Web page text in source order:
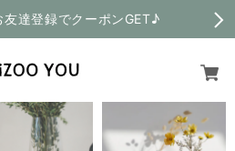
友達登録でクーポンGET♪